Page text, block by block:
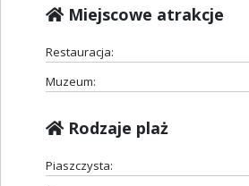
Miejscowe atrakcje
Restauracja:
Muzeum:
Rodzaje plaż
Piaszczysta: